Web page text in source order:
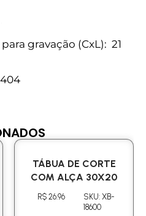
gravação (CxL): 21
TÁBUA DE CORTE
COM ALÇA 30X20
R$ 26.96
SKU: XB-
18600